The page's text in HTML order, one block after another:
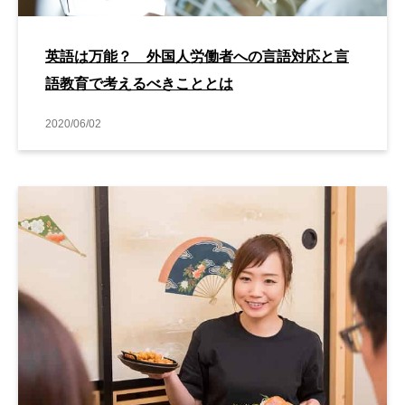
英語は万能？ 外国人労働者への言語対応と言
語教育で考えるべきこととは
2020/06/02